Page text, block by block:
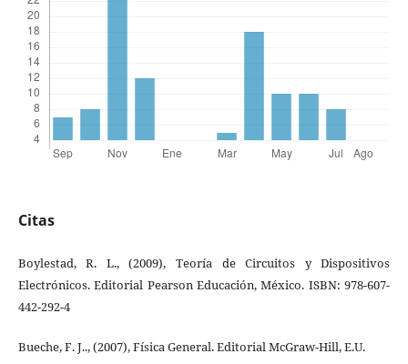
Citas
Boylestad, R. L., (2009), Teoría de Circuitos y Dispositivos
Electrónicos. Editorial Pearson Educación, México. ISBN: 978-607-
442-292-4
Bueche, F. J.., (2007), Física General. Editorial McGraw-Hill, E.U.